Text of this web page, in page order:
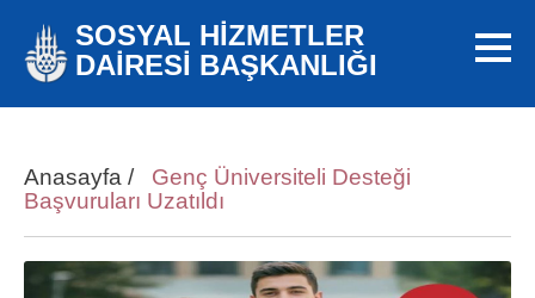
SOSYAL HİZMETLER
DAİRESİ BAŞKANLIĞI
Anasayfa /
Genç Üniversiteli Desteği
Başvuruları Uzatıldı